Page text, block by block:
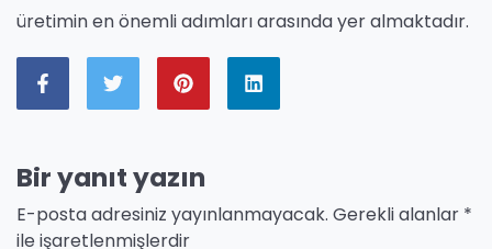
üretimin en önemli adımları arasında yer almaktadır.
Bir yanıt yazın
E-posta adresiniz yayınlanmayacak. Gerekli alanlar *
ile işaretlenmişlerdir